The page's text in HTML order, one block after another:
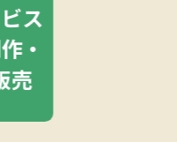
ス
・
売